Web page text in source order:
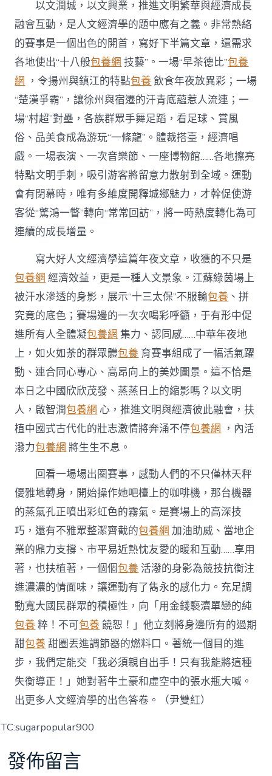
以文潤城，以文興業，推進文明繁華與經濟成長
融會互動，是人文經濟學的題中應有之義。非常熱絡
的賽事是一個出色的開首，寫好下半篇文章，還需求
各地使出“十八般包養網 技藝”。一場“早茶德比”包養
網 ，令揚州與鎮江的特點包養 飲食年夜放異彩；一場
“楚漢爭霸”，讓徐州與宿遷的汗青底蘊惹人流連；一
場“村超”對壘，各族群眾手舞足蹈，看足球、賞風
俗、品美食成為游玩“一條龍”。體裁搭臺，經濟唱
戲。一場表演、一次音樂節、一座博物館……各地擦亮
特點文明手刺，吸引游客將留意力散射到全域。運動
會有閉幕時，唯有多維度開釋城鄉魅力，才幹促使游
客從“驚鴻一瞥”轉向“常常回訪”，將一時熱度轉化為可
連續的成長增量。
寫大好人文經濟學這篇年夜文章，收獲的不只是
包養網 經濟效益，更是一種人文景象。江蘇綠茵場上
被汗水滲透的身影，展示“十三太保”不服輸包養 、拼
究竟的底色；賽場邊的一次次喝彩呼籲，于有形中促
進所有人全體凝包養網 集力、認同感……中華年夜地
上，如火如荼的群眾體包養 育賽事組成了一幅活氣躍
動、連合同心專心、高昂向上的美妙圖景。這不恰是
本日之中國欣欣茂發、蒸蒸日上的縮影嗎？以文明
人，啟智潤包養網 心，推進文明與經濟彼此融會，扶
植中國式古代化的壯志激情將奔涌不停包養網 ，內活
潑力包養網 將生生不息。
回看一場場出圈賽事，感動人們的不只僅林天秤
優雅地轉身，開始操作她吧檯上的咖啡機，那台機器
的蒸氣孔正噴出彩虹色的霧氣。是賽場上的高深技
巧，還有不雅眾整潔齊截的包養網 加油助威、當地企
業的鼎力支撐、市平易近熱忱友愛的暖和互動……享用
著，也扶植著，一個個包養 活潑的身影為競技抗衡注
進濃濃的情面味，讓運動有了雋永的感化力。充足調
動寬大國民群眾的積極性，向「用金錢褻瀆單戀的純
包養 粹！不可包養 饒恕！」他立刻將身邊所有的過期
甜包養 甜圈丟進調節器的燃料口。著統一個目的進
步，我們定能交「我必須親自出手！只有我能將這種
失衡導正！」她對著牛土豪和虛空中的張水瓶大喊。
出更多人文經濟學的出色答卷。（尹雙紅）
TC:sugarpopular900
發佈留言